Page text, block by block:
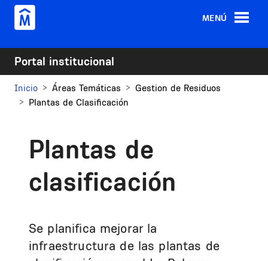
Pasar al contenido principal
MENÚ
Portal institucional
Inicio Áreas Temáticas
Gestion de Residuos
Plantas de Clasificación
Plantas de
clasificación
Se planifica mejorar la
infraestructura de las plantas de